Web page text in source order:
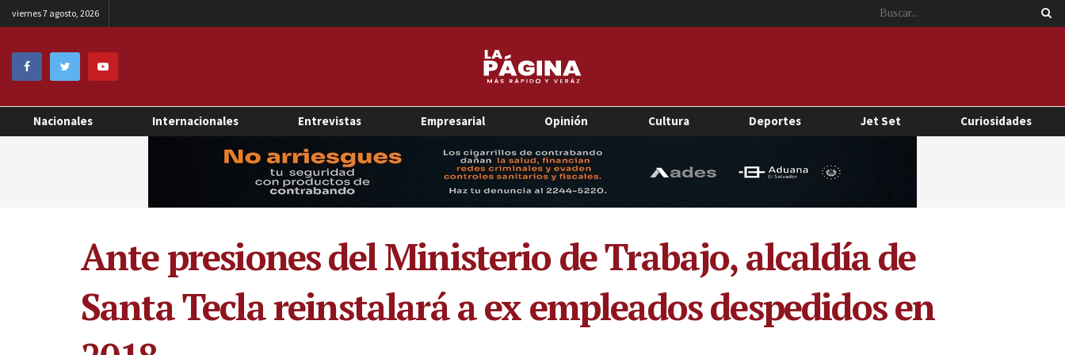
viernes 7 agosto, 2026
Nacionales Internacionales Entrevistas Empresarial Opinión Cultura Deportes Jet Set Curiosidades
Ante presiones del Ministerio de Trabajo, alcaldía de
Santa Tecla reinstalará a ex empleados despedidos en